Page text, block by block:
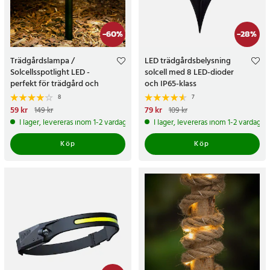
-60%
Trädgårdslampa /
Solcellsspotlight LED -
perfekt för trädgård och
uteplats
8
Nuvarande pris
pris:149 kr
59 kr 149 kr
I lager, levereras inom 1-2 vardagar
Köp
-28%
LED trädgårdsbelysning
solcell med 8 LED-dioder
och IP65-klass
7
Nuvarande pris
pris:109 kr
79 kr 109 kr
I lager, levereras inom 1-2 vardagar
Köp